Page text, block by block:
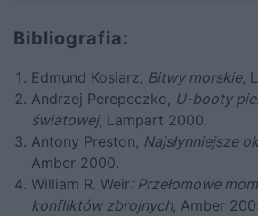
Bibliografia:
Edmund Kosiarz, Bitwy morskie,
Andrzej Perepeczko, U-booty
światowej, Lampart 2000.
Antony Preston, Najsłynniejsze
Amber 2000.
William R. Weir: Przełomowe
konfliktów zbrojnych, Amber